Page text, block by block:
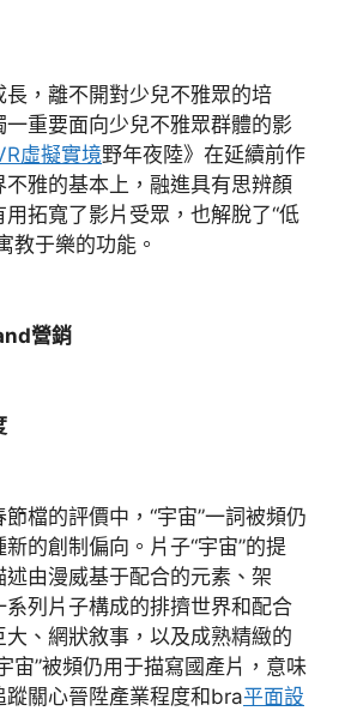
，離不開對少兒不雅眾的培
重要面向少兒不雅眾群體的影
虛擬實境野年夜陸》在延續前作
雅的基本上，融進具有思辨顏
拓寬了影片受眾，也解脫了“低
教于樂的功能。
營銷
的評價中，“宇宙”一詞被頻仍
的創制偏向。片子“宇宙”的提
由漫威基于配合的元素、架
列片子構成的排擠世界和配合
、網狀敘事，以及成熟精緻的
宙”被頻仍用于描寫國產片，意味
蹤關心晉陞產業程度和bra平面設